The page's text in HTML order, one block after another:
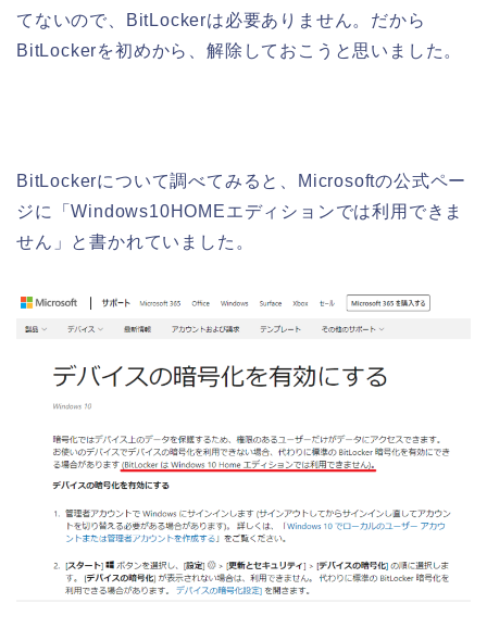
てないので、BitLockerは必要ありません。だから
BitLockerを初めから、解除しておこうと思いました。
BitLockerについて調べてみると、Microsoftの公式ペー
ジに「Windows10HOMEエディションでは利用できま
せん」と書かれていました。